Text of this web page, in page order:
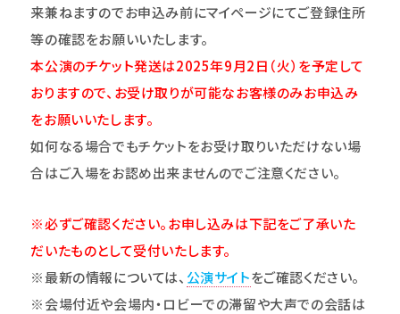
来兼ねますのでお申込み前にマイページにてご登録住所
等の確認をお願いいたします。
本公演のチケット発送は2025年9月2日（火）を予定して
おりますので、お受け取りが可能なお客様のみお申込み
をお願いいたします。
如何なる場合でもチケットをお受け取りいただけない場
合はご入場をお認め出来ませんのでご注意ください。
※必ずご確認ください。お申し込みは下記をご了承いた
だいたものとして受付いたします。
※最新の情報については、 公演サイトをご確認ください。
※会場付近や会場内・ロビーでの滞留や大声での会話は